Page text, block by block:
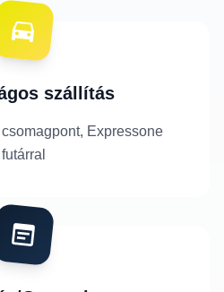
szállítás
Expressone
futárral